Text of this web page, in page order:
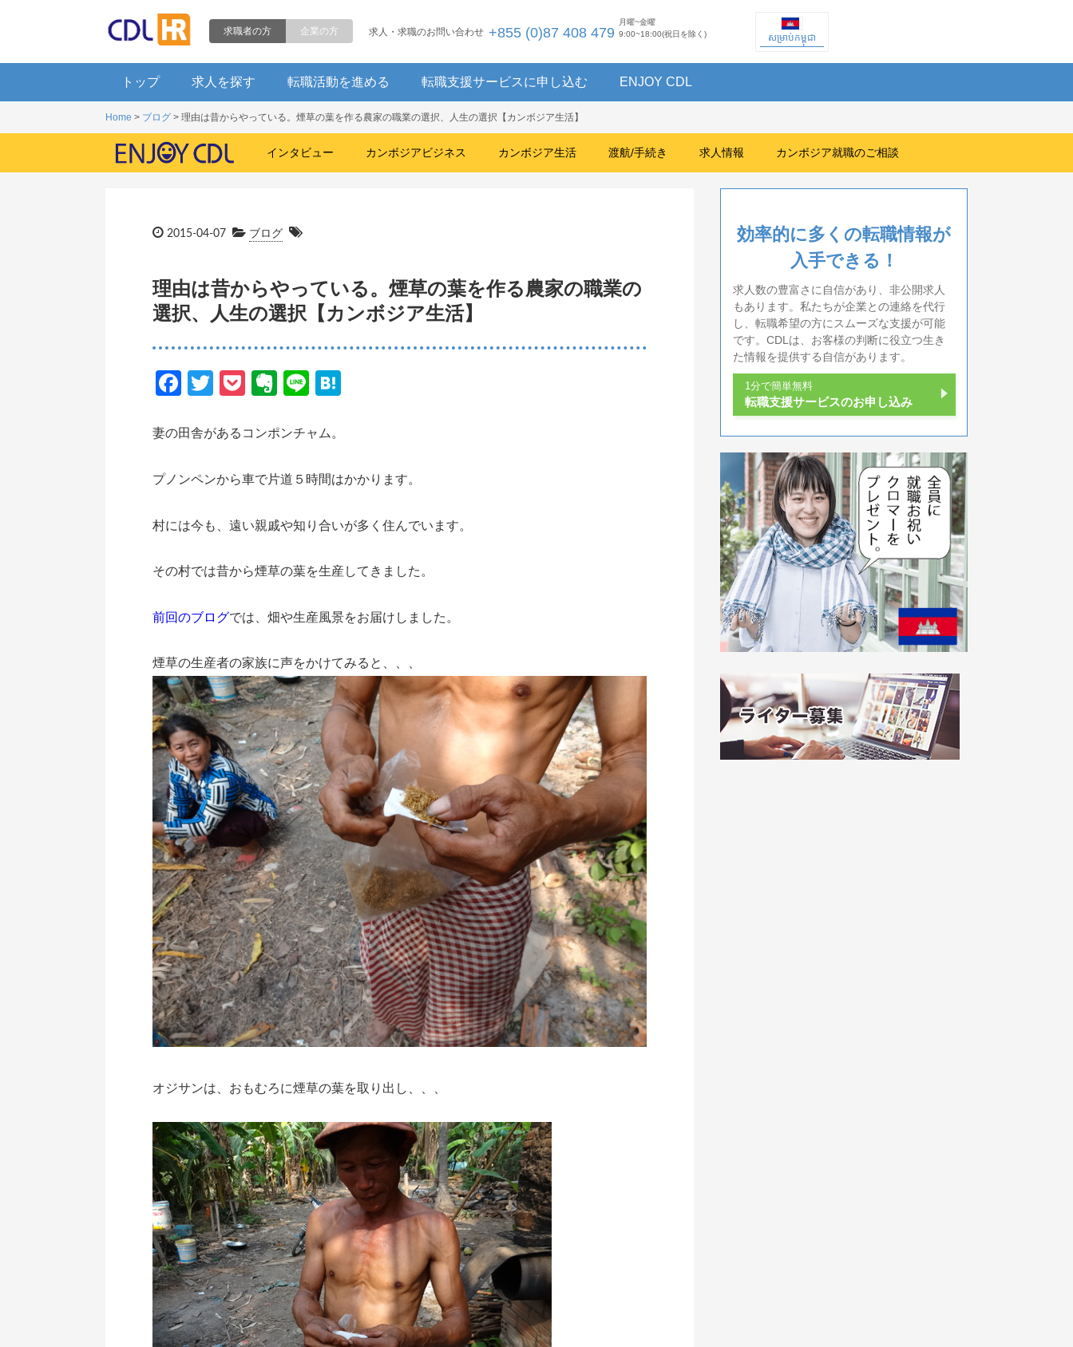
求人・求職のお問い合わせ +855 (0)87 408 479
月曜~金曜
9:00~18:00(祝日を除く)
សម្រាប់កម្ពុជា
求職者の方 企業の方
トップ 求人を探す 転職活動を進める 転職支援サービスに申し込む ENJOY CDL
Home > ブログ > 理由は昔からやっている。煙草の葉を作る農家の職業の選択、人生の選択【カンボジア生活】
インタビュー カンボジアビジネス カンボジア生活 渡航/手続き 求人情報 カンボジア就職のご相談
2015-04-07 ブログ
理由は昔からやっている。煙草の葉を作る農家の職業の
選択、人生の選択【カンボジア生活】
Facebook
Twitter
PocketEvernote
Line
妻の田舎があるコンポンチャム。
プノンペンから車で片道５時間はかかります。
村には今も、遠い親戚や知り合いが多く住んでいます。
その村では昔から煙草の葉を生産してきました。
前回のブログでは、畑や生産風景をお届けしました。
煙草の生産者の家族に声をかけてみると、、、
オジサンは、おもむろに煙草の葉を取り出し、、、
効率的に多くの転職情報が
入手できる！
求人数の豊富さに自信があり、非公開求人
もあります。私たちが企業との連絡を代行
し、転職希望の方にスムーズな支援が可能
です。CDLは、お客様の判断に役立つ生き
た情報を提供する自信があります。
1分で簡単無料
転職支援サービスのお申し込み